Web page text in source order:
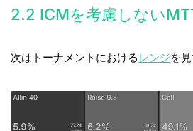
2.2 ICMを考慮しない
次はトーナメントにおける レンジを